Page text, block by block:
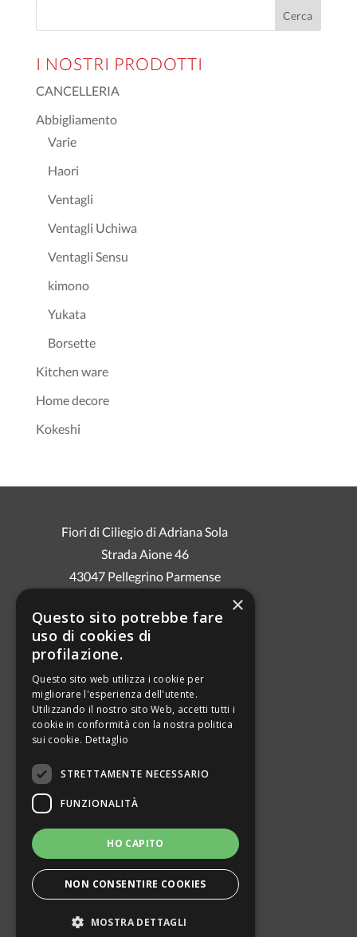
I NOSTRI PRODOTTI
CANCELLERIA
Abbigliamento
Varie
Haori
Ventagli
Ventagli Uchiwa
Ventagli Sensu
kimono
Yukata
Borsette
Kitchen ware
Home decore
Kokeshi
Fiori di Ciliegio di Adriana Sola
Strada Aione 46
43047 Pellegrino Parmense
E-mail: fioridiciliegioadriana@gmail.com
P.IVA 03000040349
PRIVACY
INFORMATIVA COOKIE
Jappamondo.blogspot.it
jappalibri.blogspot.it
guerrieredellaluna.blogspot.it
latanaditotoro.blogspot.it
×
Questo sito potrebbe fare
uso di cookies di
profilazione.
Questo sito web utilizza i cookie per
migliorare l'esperienza dell'utente.
Utilizzando il nostro sito Web, accetti tutti i
cookie in conformità con la nostra politica
sui cookie. Dettaglio
STRETTAMENTE NECESSARIO
FUNZIONALITÀ
HO CAPITO
NON CONSENTIRE COOKIES
MOSTRA DETTAGLI